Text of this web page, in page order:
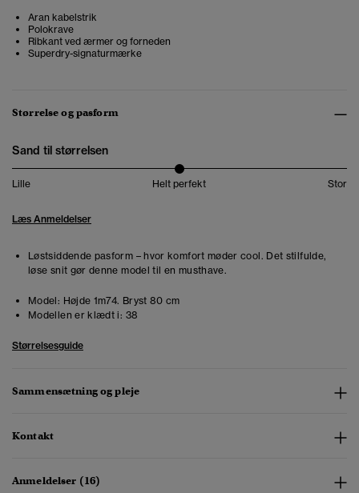
Aran kabelstrik
Polokrave
Ribkant ved ærmer og forneden
Superdry-signaturmærke
Størrelse og pasform
Sand til størrelsen
Lille Helt perfekt Stor
Læs Anmeldelser
Løstsiddende pasform – hvor komfort møder cool. Det stilfulde,
løse snit gør denne model til en musthave.
Model: Højde 1m74. Bryst 80 cm
Modellen er klædt i: 38
Størrelsesguide
Sammensætning og pleje
Kontakt
Anmeldelser (16)